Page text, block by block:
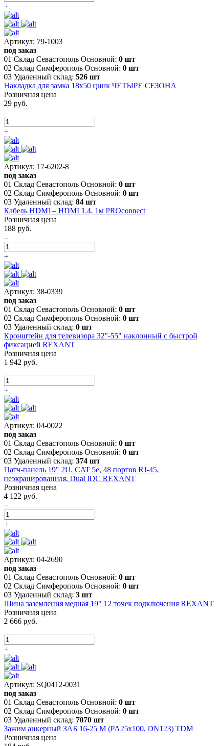
+
Артикул: 79-1003
под заказ
01 Склад Севастополь Основной: 0 шт
02 Склад Симферополь Основной: 0 шт
03 Удаленный склад: 526 шт
Накладка для замка 18х50 цинк ЧЕТЫРЕ СЕЗОНА
Розничная цена
29 руб.
–
+
Артикул: 17-6202-8
под заказ
01 Склад Севастополь Основной: 0 шт
02 Склад Симферополь Основной: 0 шт
03 Удаленный склад: 84 шт
Кабель HDMI – HDMI 1.4, 1м PROconnect
Розничная цена
188 руб.
–
+
Артикул: 38-0339
под заказ
01 Склад Севастополь Основной: 0 шт
02 Склад Симферополь Основной: 0 шт
03 Удаленный склад: 0 шт
Кронштейн для телевизора 32"-55" наклонный с быстрой
фиксацией REXANT
Розничная цена
1 942 руб.
–
+
Артикул: 04-0022
под заказ
01 Склад Севастополь Основной: 0 шт
02 Склад Симферополь Основной: 0 шт
03 Удаленный склад: 374 шт
Патч-панель 19" 2U, CAT 5e, 48 портов RJ-45,
неэкранированная, Dual IDC REXANT
Розничная цена
4 122 руб.
–
+
Артикул: 04-2690
под заказ
01 Склад Севастополь Основной: 0 шт
02 Склад Симферополь Основной: 0 шт
03 Удаленный склад: 3 шт
Шина заземления медная 19" 12 точек подключения REXANT
Розничная цена
2 666 руб.
–
+
Артикул: SQ0412-0031
под заказ
01 Склад Севастополь Основной: 0 шт
02 Склад Симферополь Основной: 0 шт
03 Удаленный склад: 7070 шт
Зажим анкерный ЗАБ 16-25 М (PA25x100, DN123) TDM
Розничная цена